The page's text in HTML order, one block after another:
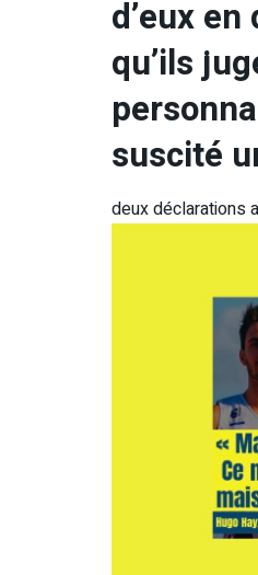
d’eux
qu’ils
suscité
deux déclarations